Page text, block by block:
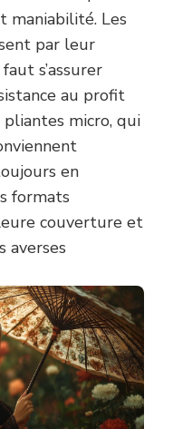
maniabilité. Les
par leur
s’assurer
au profit
micro, qui
en
formats
couverture et
averses